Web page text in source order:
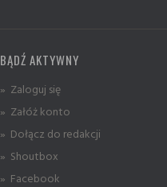
BĄDŹ AKTYWNY
» Zaloguj się
» Załóż konto
» Dołącz do redakcji
» Shoutbox
» Facebook